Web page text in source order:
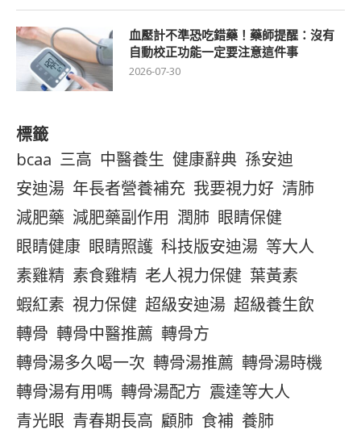
血壓計不準恐吃錯藥！藥師提醒：沒有
自動校正功能一定要注意這件事
2026-07-30
標籤
bcaa 三高 中醫養生 健康辭典 孫安迪
安迪湯 年長者營養補充 我要視力好 清肺
減肥藥 減肥藥副作用 潤肺 眼睛保健
眼睛健康 眼睛照護 科技版安迪湯 等大人
素雞精 素食雞精 老人視力保健 葉黃素
蝦紅素 視力保健 超級安迪湯 超級養生飲
轉骨 轉骨中醫推薦 轉骨方
轉骨湯多久喝一次 轉骨湯推薦 轉骨湯時機
轉骨湯有用嗎 轉骨湯配方 震達等大人
青光眼 青春期長高 顧肺 食補 養肺